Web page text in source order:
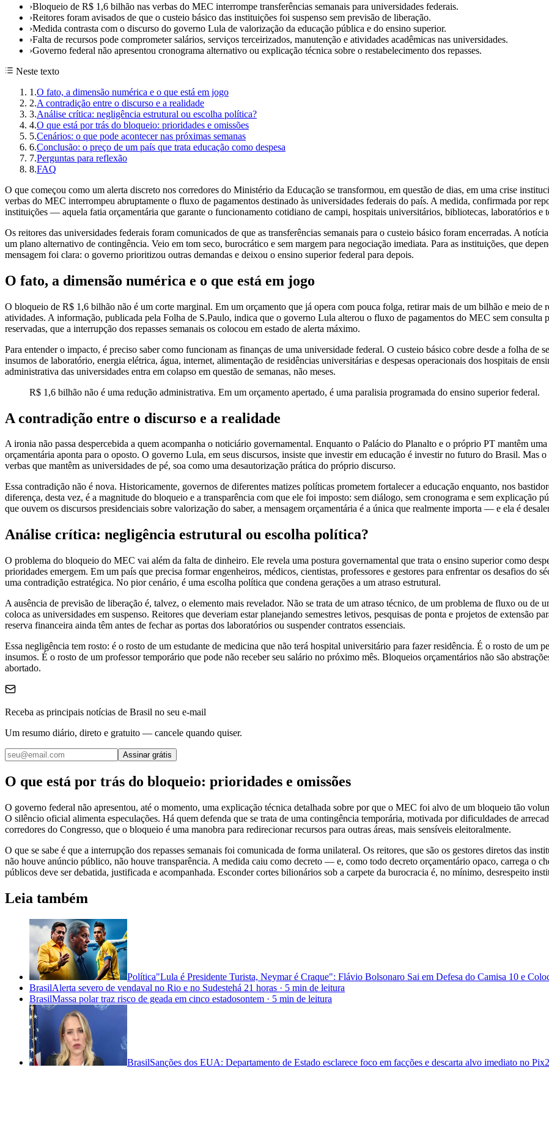
›Bloqueio de R$ 1,6 bilhão nas verbas do MEC interrompe transferências semanais para universidades federais.
›Reitores foram avisados de que o custeio básico das instituições foi suspenso sem previsão de liberação.
›Medida contrasta com o discurso do governo Lula de valorização da educação pública e do ensino superior.
›Falta de recursos pode comprometer salários, serviços terceirizados, manutenção e atividades acadêmicas nas universidades.
›Governo federal não apresentou cronograma alternativo ou explicação técnica sobre o restabelecimento dos repasses.
Neste texto
1 .O fato, a dimensão numérica e o que está em jogo
2.A contradição entre o discurso e a realidade
3.Análise crítica: negligência estrutural ou escolha política?
4.O que está por trás do bloqueio: prioridades e omissões
5.Cenários: o que pode acontecer nas próximas semanas
6.Conclusão: o preço de um país que trata educação como despesa
7.Perguntas para reflexão
8.FAQ
O que começou como um alerta discreto nos corredores do Ministério da Educação se transformou, em questão de dias, em uma crise
verbas do MEC interrompeu abruptamente o fluxo de pagamentos destinado às universidades federais do país. A medida, confirmada por
instituições — aquela fatia orçamentária que garante o funcionamento cotidiano de campi, hospitais universitários, bibliotecas, laboratórios e
Os reitores das universidades federais foram comunicados de que as transferências semanais para o custeio básico foram encerradas. A
um plano alternativo de contingência. Veio em tom seco, burocrático e sem margem para negociação imediata. Para as instituições, que
mensagem foi clara: o governo prioritizou outras demandas e deixou o ensino superior federal para depois.
O fato, a dimensão numérica e o que está em jogo
O bloqueio de R$ 1,6 bilhão não é um corte marginal. Em um orçamento que já opera com pouca folga, retirar mais de um bilhão e meio de
atividades. A informação, publicada pela Folha de S.Paulo, indica que o governo Lula alterou o fluxo de pagamentos do MEC sem consulta
reservadas, que a interrupção dos repasses semanais os colocou em estado de alerta máximo.
Para entender o impacto, é preciso saber como funcionam as finanças de uma universidade federal. O custeio básico cobre desde a folha
insumos de laboratório, energia elétrica, água, internet, alimentação de residências universitárias e despesas operacionais dos hospitais de
administrativa das universidades entra em colapso em questão de semanas, não meses.
R$ 1,6 bilhão não é uma redução administrativa. Em um orçamento apertado, é uma paralisia programada do ensino superior federal.
A contradição entre o discurso e a realidade
A ironia não passa despercebida a quem acompanha o noticiário governamental. Enquanto o Palácio do Planalto e o próprio PT mantêm
orçamentária aponta para o oposto. O governo Lula, em seus discursos, insiste que investir em educação é investir no futuro do Brasil. Mas
verbas que mantêm as universidades de pé, soa como uma desautorização prática do próprio discurso.
Essa contradição não é nova. Historicamente, governos de diferentes matizes políticas prometem fortalecer a educação enquanto, nos
diferença, desta vez, é a magnitude do bloqueio e a transparência com que ele foi imposto: sem diálogo, sem cronograma e sem explicação
que ouvem os discursos presidenciais sobre valorização do saber, a mensagem orçamentária é a única que realmente importa — e ela é
Análise crítica: negligência estrutural ou escolha política?
O problema do bloqueio do MEC vai além da falta de dinheiro. Ele revela uma postura governamental que trata o ensino superior como
prioridades emergem. Em um país que precisa formar engenheiros, médicos, cientistas, professores e gestores para enfrentar os desafios do
uma contradição estratégica. No pior cenário, é uma escolha política que condena gerações a um atraso estrutural.
A ausência de previsão de liberação é, talvez, o elemento mais revelador. Não se trata de um atraso técnico, de um problema de fluxo ou de
coloca as universidades em suspenso. Reitores que deveriam estar planejando semestres letivos, pesquisas de ponta e projetos de extensão
reserva financeira ainda têm antes de fechar as portas dos laboratórios ou suspender contratos essenciais.
Essa negligência tem rosto: é o rosto de um estudante de medicina que não terá hospital universitário para fazer residência. É o rosto de um
insumos. É o rosto de um professor temporário que pode não receber seu salário no próximo mês. Bloqueios orçamentários não são
abortado.
Receba as principais notícias de Brasil no seu e-mail
Um resumo diário, direto e gratuito — cancele quando quiser.
Assinar grátis
O que está por trás do bloqueio: prioridades e omissões
O governo federal não apresentou, até o momento, uma explicação técnica detalhada sobre por que o MEC foi alvo de um bloqueio tão
O silêncio oficial alimenta especulações. Há quem defenda que se trata de uma contingência temporária, motivada por dificuldades de
corredores do Congresso, que o bloqueio é uma manobra para redirecionar recursos para outras áreas, mais sensíveis eleitoralmente.
O que se sabe é que a interrupção dos repasses semanais foi comunicada de forma unilateral. Os reitores, que são os gestores diretos das
não houve anúncio público, não houve transparência. A medida caiu como decreto — e, como todo decreto orçamentário opaco, carrega o
públicos deve ser debatida, justificada e acompanhada. Esconder cortes bilionários sob a carpete da burocracia é, no mínimo, desrespeito
Leia também
Política"Lula é Presidente Turista, Neymar é Craque": Flávio Bolsonaro Sai em Defesa do Camisa 10 e
BrasilAlerta severo de vendaval no Rio e no Sudestehá 21 horas · 5 min de leitura
BrasilMassa polar traz risco de geada em cinco estadosontem · 5 min de leitura
BrasilSanções dos EUA: Departamento de Estado esclarece foco em facções e descarta alvo imediato no Pix